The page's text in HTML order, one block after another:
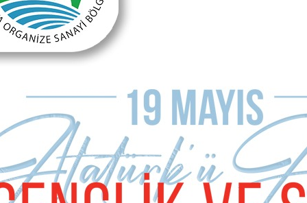
E-mail Adresiniz (zorunlu değil)
Telefon (zorunlu değil)
Yorumunuz